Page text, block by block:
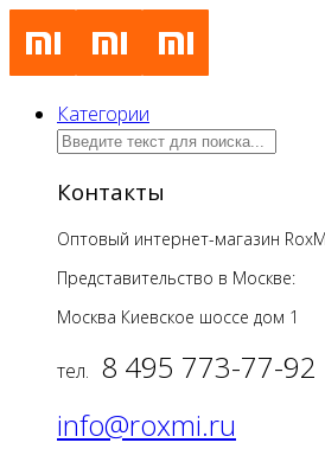
Категории
Контакты
Оптовый интернет-магазин
Представительство в Москве:
Москва Киевское шоссе дом 1
тел. 8 495 773-77-92
info@roxmi.ru